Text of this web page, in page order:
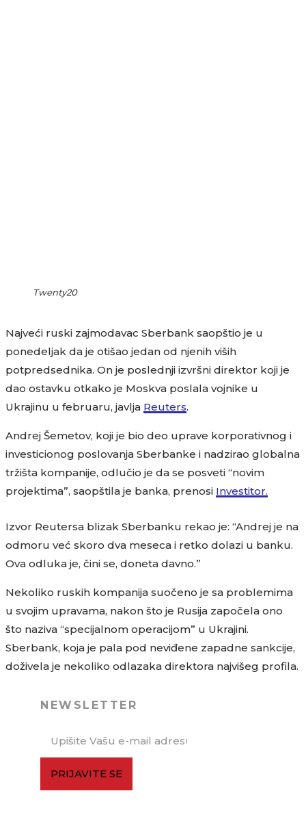
Twenty20
Najveći ruski zajmodavac Sberbank saopštio je u
ponedeljak da je otišao jedan od njenih viših
potpredsednika. On je poslednji izvršni direktor koji je
dao ostavku otkako je Moskva poslala vojnike u
Ukrajinu u februaru, javlja Reuters.
Andrej Šemetov, koji je bio deo uprave korporativnog i
investicionog poslovanja Sberbanke i nadzirao globalna
tržišta kompanije, odlučio je da se posveti “novim
projektima”, saopštila je banka, prenosi Investitor.
Izvor Reutersa blizak Sberbanku rekao je: “Andrej je na
odmoru već skoro dva meseca i retko dolazi u banku.
Ova odluka je, čini se, doneta davno.”
Nekoliko ruskih kompanija suočeno je sa problemima
u svojim upravama, nakon što je Rusija započela ono
što naziva “specijalnom operacijom” u Ukrajini.
Sberbank, koja je pala pod neviđene zapadne sankcije,
doživela je nekoliko odlazaka direktora najvišeg profila.
NEWSLETTER
PRIJAVITE SE